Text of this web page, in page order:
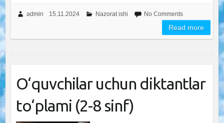
admin 15.11.2024 Nazorat ishi No Comments
Read more
O‘quvchilar uchun diktantlar
to‘plami (2-8 sinf)